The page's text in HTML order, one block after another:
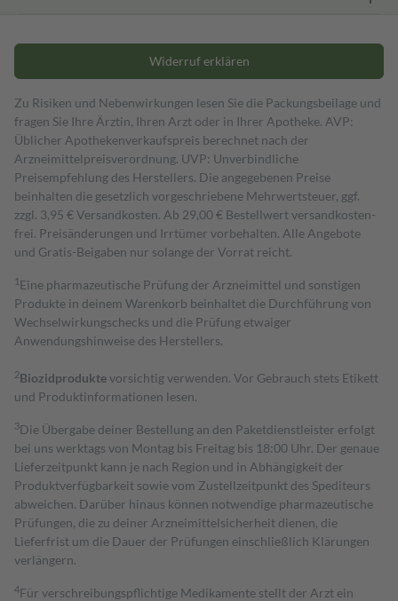
Widerruf erklären
Zu Risiken und Nebenwirkungen lesen Sie die Packungsbeilage und
fragen Sie Ihre Ärztin, Ihren Arzt oder in Ihrer Apotheke. AVP:
Üblicher Apothekenverkaufspreis berechnet nach der
Arzneimittelpreisverordnung. UVP: Unverbindliche
Preisempfehlung des Herstellers. Die angegebenen Preise
beinhalten die gesetzlich vorgeschriebene Mehrwertsteuer, ggf.
zzgl. 3,95 € Versandkosten. Ab 29,00 € Bestell­wert versand­kosten­
frei. Preisänderungen und Irrtümer vorbehalten. Alle Angebote
und Gratis-Beigaben nur solange der Vorrat reicht.
1 Eine pharmazeutische Prüfung der Arzneimittel und sonstigen
Produkte in deinem Warenkorb beinhaltet die Durchführung von
Wechselwirkungschecks und die Prüfung etwaiger
Anwendungshinweise des Herstellers.
2Biozidproduktevorsichtig verwenden. Vor Gebrauch stets Etikett
und Produktinformationen lesen.
3Die Übergabe deiner Bestellung an den Paketdienstleister erfolgt
bei uns werktags von Montag bis Freitag bis 18:00 Uhr. Der genaue
Lieferzeitpunkt kann je nach Region und in Abhängigkeit der
Produktverfügbarkeit sowie vom Zustellzeitpunkt des Spediteurs
abweichen. Darüber hinaus können notwendige pharmazeutische
Prüfungen, die zu deiner Arzneimittelsicherheit dienen, die
Lieferfrist um die Dauer der Prüfungen einschließlich Klärungen
verlängern.
4Für verschreibungspflichtige Medikamente stellt der Arzt ein